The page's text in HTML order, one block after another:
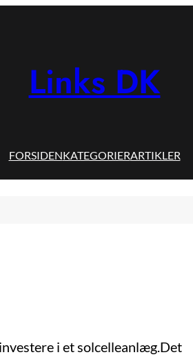
Links DK
FORSIDENKATEGORIERARTIKLER
i et solcelleanlæg.Det